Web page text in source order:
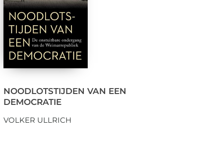
NOODLOTSTIJDEN VAN EEN
DEMOCRATIE
VOLKER ULLRICH